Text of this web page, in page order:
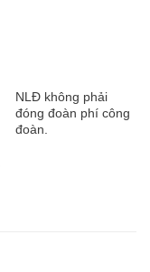
NLĐ không phải
đóng đoàn phí công
đoàn.